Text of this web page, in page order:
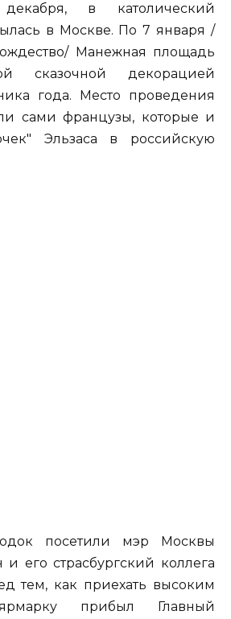
в католический
в Москве. По 7 января /
Манежная площадь
сказочной декорацией
года. Место проведения
сами французы, которые и
Эльзаса в российскую
посетили мэр Москвы
его страсбургский коллега
тем, как приехать высоким
прибыл Главный